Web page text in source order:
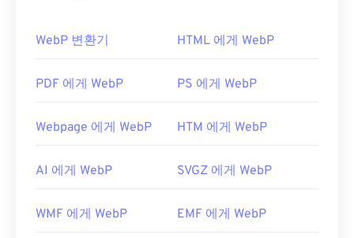
FreeConvert.com의
DRF to JPG를사용하면 DRF 파
일 형식인 JPG로 변환할 수 있습니다.
WebP 파일을 어떻게 여나요?
WebP 파일을 여는 기본 프로그램은 여러 플랫폼에
일은
와Microsoft Paint 에서도 자동으로 열립
니다. Chrome을 제외한 모든 웹 브라우저는 WebP
IrfanView , Windows Photo Viewer , Adobe
WebP 변환기 HTML 에게 WebP
PDF 에게 WebP PS 에게 WebP
Webpage 에게 WebP HTM 에게 WebP
AI 에게 WebP SVGZ 에게 WebP
WMF 에게 WebP EMF 에게 WebP